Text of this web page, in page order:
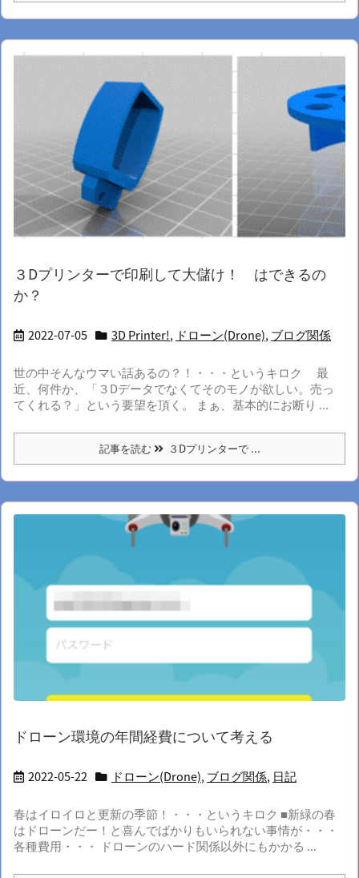
３Dプリンターで印刷して大儲け！ はできるの
か？
2022-07-05 3D Printer!, ドローン(Drone), ブログ関係
世の中そんなウマい話あるの？！・・・というキロク 最
近、何件か、「３Dデータでなくてそのモノが欲しい。売っ
てくれる？」という要望を頂く。 まぁ、基本的にお断り ...
記事を読む ３Dプリンターで ...
ドローン環境の年間経費について考える
2022-05-22 ドローン(Drone), ブログ関係, 日記
春はイロイロと更新の季節！・・・というキロク ■新緑の春
はドローンだー！と喜んでばかりもいられない事情が・・・
各種費用・・・ ドローンのハード関係以外にもかかる ...